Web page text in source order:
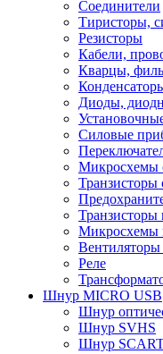
Соединители
Тиристоры,
Резисторы
Кабели,
Кварцы,
Диоды,
Силовые
Микросхемы
Транзисторы
Микросхемы
Реле
Шнур MICRO USB
Шнур
Шнур SVHS
Шнур